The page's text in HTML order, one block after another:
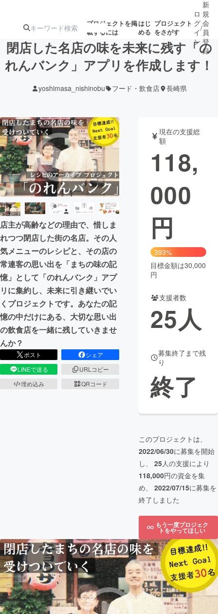
プロジェクトを掲
載するには
はじ
める
プロジェクト
をさがす
ターン
ジェクト
募集終了が近いプ
ロジェクト
もうすぐ公開
されます
アート・写真 音楽
テクノロジー・ガジェット ゲーム・サ
映像・映画
ビジネス・起業
まちづくり・地域活性化
CAMPFIRE for Social Good
CAMPFIRE Creation
CAMPFIREふるさと納税machi-ya コミュニティ
ロ
グ
イ
ン
/
新
規
会
員
登
録
閉店した名店の味を未来に残す「の
れんバンク」アプリを作成します！
yoshimasa_nishinobu フード・飲食店 長崎県
店主が高齢などの理由で、惜しま
れつつ閉店した街の名店。その人
気メニューのレシピと、その店の
常連客の思い出を「まちの味の記
憶」として「のれんバンク」アプ
リに集約し、未来に引き継いでい
くプロジェクトです。あなたの記
憶の中だけにある、大切な思い出
の飲食店を一緒に残していきませ
んか？
ポスト
シェア
LINEで送る
URLコピー
埋め込み
QRコード
現在の支援総
額
118,
000
円
393%
目標金額は30,000
円
支援者数
25人
募集終了まで残
り
終了
このプロジェクトは、
2022/06/30に募集を開始
し、 25人の支援により
118,000円の資金を集
め、 2022/07/15に募集を
終了しました
もう一度プロジェク
トをやってほしい